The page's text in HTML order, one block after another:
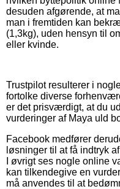
desuden afgørende, at
man i fremtiden kan
(1,3kg), uden hensyn til
eller kvinde.
Trustpilot resulterer i
fortolke diverse
er det prisværdigt, at du
vurderinger af Maya uld
Facebook medfører
løsninger til at få indtryk
I øvrigt ses nogle online
kan tilkendegive en
må anvendes til at